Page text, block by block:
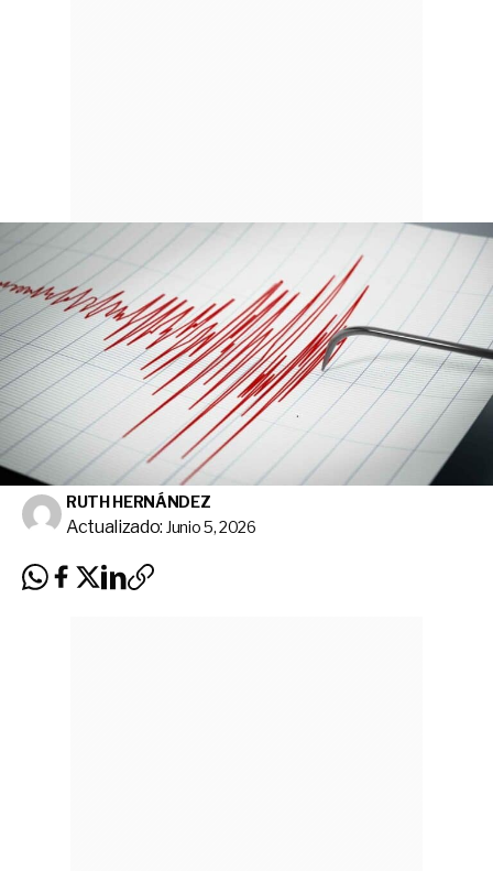
RUTH HERNÁNDEZ
Actualizado: Junio 5, 2026